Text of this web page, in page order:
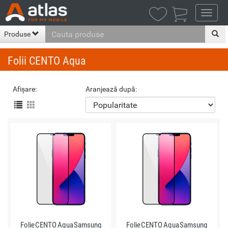
Produse
Folii CENTO Aqua
Afișare: Aranjează după:
Folie CENTO Aqua Samsung
Folie CENTO Aqua Samsung